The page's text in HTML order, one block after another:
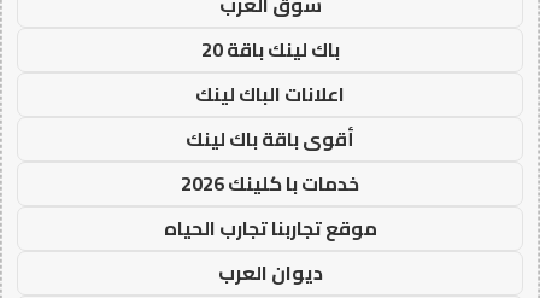
باك لينك باقة 20
اعلانات الباك لينك
أقوى باقة باك لينك
خدمات با كلينك 2026
موقع تجاربنا تجارب الحياه
ديوان العرب